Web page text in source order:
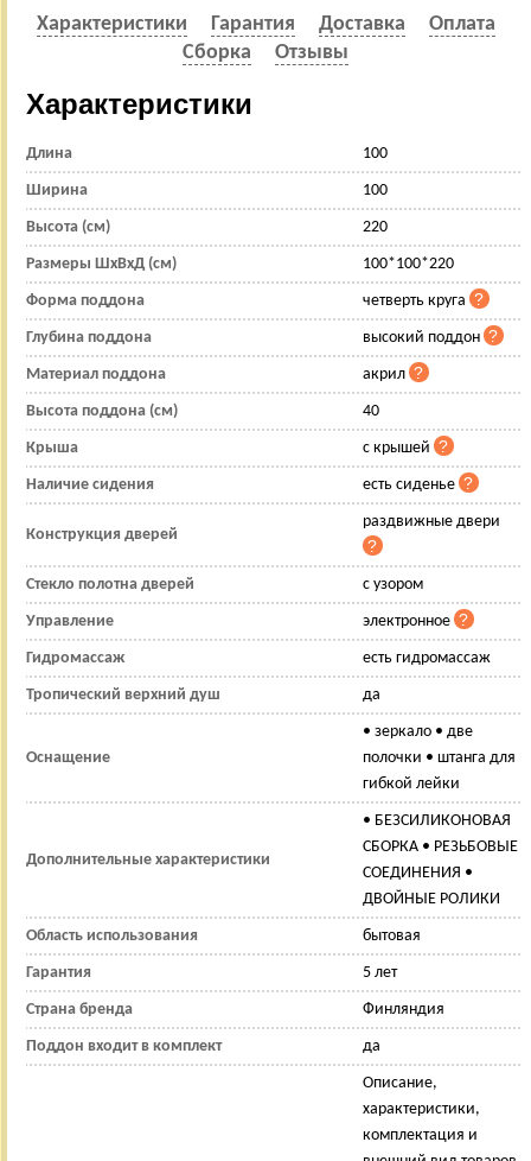
Характеристики Гарантия Доставка
Оплата
Сборка
Отзывы
Характеристики
Длина 100
Ширина 100
Высота (см) 220
Размеры ШхВхД (см) 100*100*220
Форма поддона четверть круга
Глубина поддона высокий поддон
Материал поддона акрил
Высота поддона (см) 40
Крыша с крышей
Наличие сидения есть сиденье
Конструкция дверей
раздвижные двери
Стекло полотна дверей с узором
Управление электронное
Гидромассаж есть гидромассаж
Тропический верхний душ да
Оснащение
• зеркало • две
полочки • штанга для
гибкой лейки
Дополнительные характеристики
• БЕЗСИЛИКОНОВАЯ
СБОРКА • РЕЗЬБОВЫЕ
СОЕДИНЕНИЯ •
ДВОЙНЫЕ РОЛИКИ
Область использования бытовая
Гарантия 5 лет
Страна бренда Финляндия
Поддон входит в комплект да
Описание,
характеристики,
комплектация и